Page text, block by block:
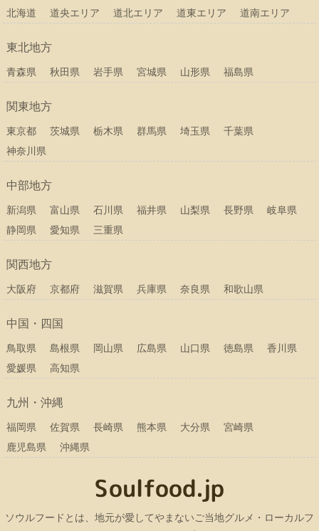
北海道 道央エリア 道北エリア 道東エリア 道南エリア
東北地方
青森県 秋田県 岩手県 宮城県 山形県 福島県
関東地方
東京都 茨城県 栃木県 群馬県 埼玉県
千葉県
神奈川県
中部地方
新潟県 富山県 石川県 福井県 山梨県 長野県
岐阜県
静岡県
愛知県 三重県
関西地方
大阪府 京都府 滋賀県 兵庫県 奈良県 和歌山県
中国・四国
鳥取県 島根県 岡山県 広島県 山口県 徳島県
香川県
愛媛県
高知県
九州・沖縄
福岡県 佐賀県 長崎県 熊本県 大分県
宮崎県
鹿児島県
沖縄県
ソウルフードとは、地元が愛してやまないご当地グルメ・ローカルフ